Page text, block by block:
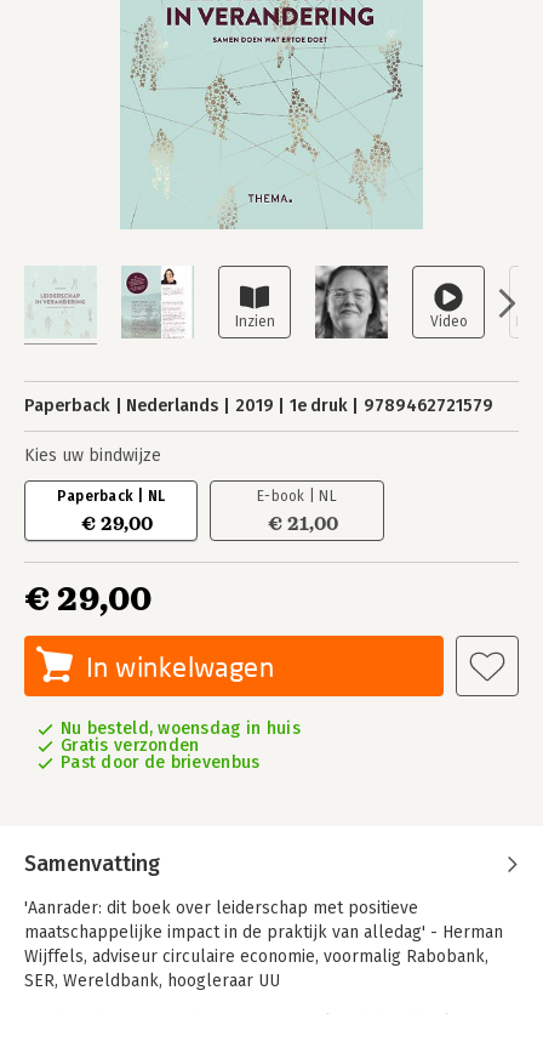
Paperback Nederlands 2019 1e druk 9789462721579
Kies uw bindwijze
Paperback | NL
€ 29,00
E-book | NL
€ 21,00
€ 29,00
In winkelwagen
Nu besteld, woensdag in huis
Gratis verzonden
Past door de brievenbus
Samenvatting
'Aanrader: dit boek over leiderschap met positieve
maatschappelijke impact in de praktijk van alledag' - Herman
Wijffels, adviseur circulaire economie, voormalig Rabobank,
SER, Wereldbank, hoogleraar UU